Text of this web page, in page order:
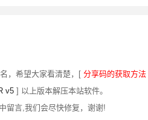
，希望大家看清楚，[ 分享码的获取方法
v5 ] 以上版本解压本站软件。
留言,我们会尽快修复，谢谢!